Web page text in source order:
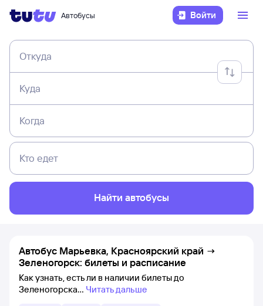
Автобусы Войти
Откуда
Куда
Когда
Кто едет
Найти автобусы
Автобус Марьевка, Красноярский край →
Зеленогорск: билеты и расписание
Как узнать, есть ли в наличии билеты до
Зеленогорска
Читать дальше